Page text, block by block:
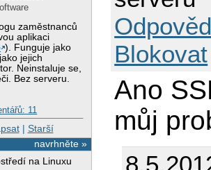
zaměstnanců
aplikaci
). Funguje jako
jejich
Neinstaluje se,
Bez serveru.
11
| Starší
navrhněte »
na Linuxu
Blokovat
Ano
můj